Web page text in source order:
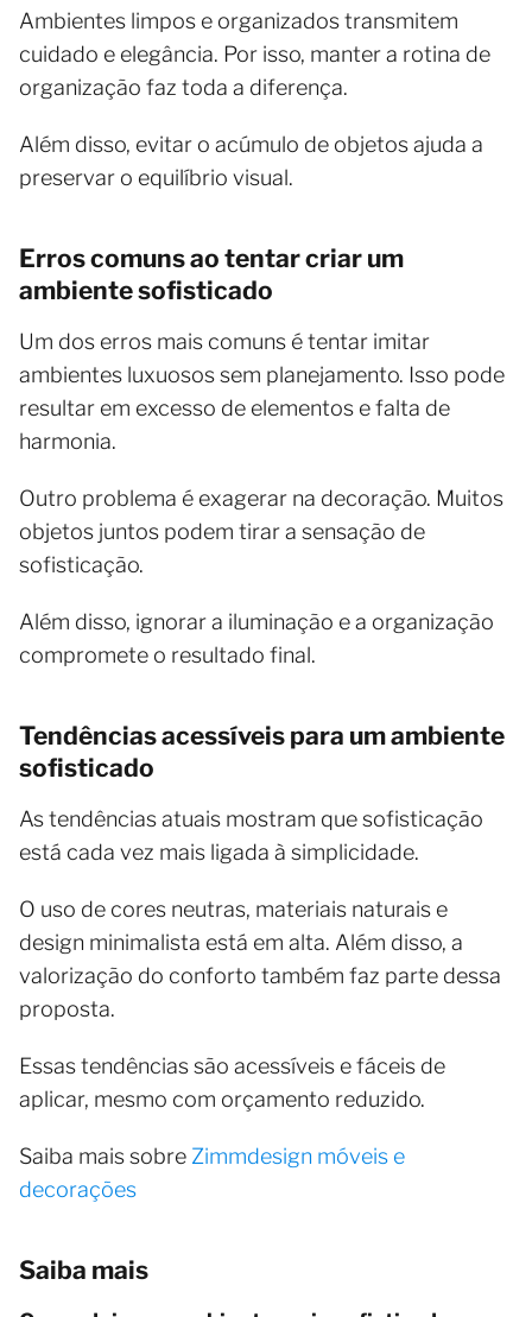
Ambientes limpos e organizados transmitem
cuidado e elegância. Por isso, manter a rotina de
organização faz toda a diferença.
Além disso, evitar o acúmulo de objetos ajuda a
preservar o equilíbrio visual.
Erros comuns ao tentar criar um
ambiente sofisticado
Um dos erros mais comuns é tentar imitar
ambientes luxuosos sem planejamento. Isso pode
resultar em excesso de elementos e falta de
harmonia.
Outro problema é exagerar na decoração. Muitos
objetos juntos podem tirar a sensação de
sofisticação.
Além disso, ignorar a iluminação e a organização
compromete o resultado final.
Tendências acessíveis para um ambiente
sofisticado
As tendências atuais mostram que sofisticação
está cada vez mais ligada à simplicidade.
O uso de cores neutras, materiais naturais e
design minimalista está em alta. Além disso, a
valorização do conforto também faz parte dessa
proposta.
Essas tendências são acessíveis e fáceis de
aplicar, mesmo com orçamento reduzido.
Saiba mais sobre Zimmdesign móveis e
decorações
Saiba mais